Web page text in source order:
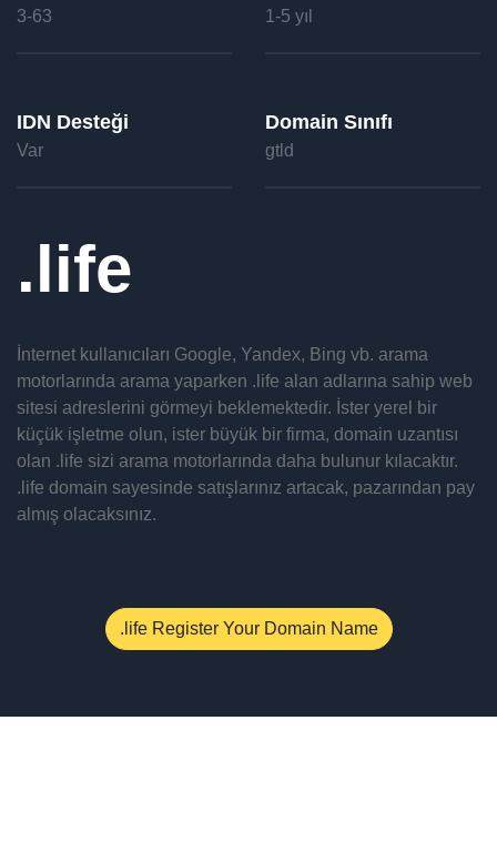
3-63 1-5 yıl
IDN Desteği
Var
Domain Sınıfı
gtld
life
İnternet kullanıcıları Google, Yandex, Bing vb. arama
motorlarında arama yaparken .life alan adlarına sahip web
sitesi adreslerini görmeyi beklemektedir. İster yerel bir
küçük işletme olun, ister büyük bir firma, domain uzantısı
olan .life sizi arama motorlarında daha bulunur kılacaktır.
.life domain sayesinde satışlarınız artacak, pazarından pay
almış olacaksınız.
.life Register Your Domain Name